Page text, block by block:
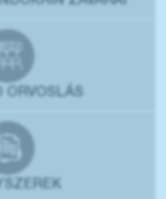
ORVOSLÁS